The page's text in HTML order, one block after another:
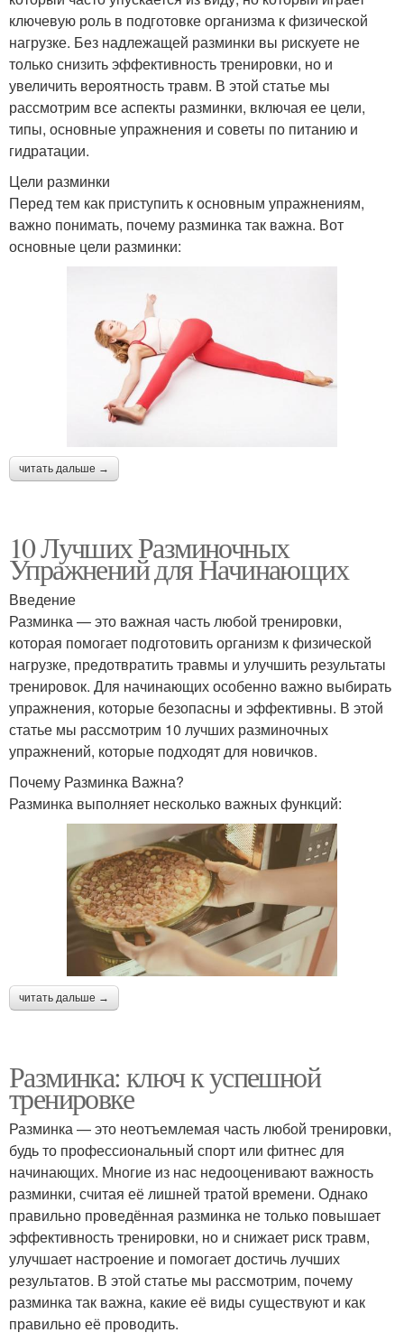
ключевую роль в подготовке организма к физической
нагрузке. Без надлежащей разминки вы рискуете не
только снизить эффективность тренировки, но и
увеличить вероятность травм. В этой статье мы
рассмотрим все аспекты разминки, включая ее цели,
типы, основные упражнения и советы по питанию и
гидратации.
Цели разминки
Перед тем как приступить к основным упражнениям,
важно понимать, почему разминка так важна. Вот
основные цели разминки:
читать дальше →
10 Лучших Разминочных
Упражнений для Начинающих
Введение
Разминка — это важная часть любой тренировки,
которая помогает подготовить организм к физической
нагрузке, предотвратить травмы и улучшить результаты
тренировок. Для начинающих особенно важно выбирать
упражнения, которые безопасны и эффективны. В этой
статье мы рассмотрим 10 лучших разминочных
упражнений, которые подходят для новичков.
Почему Разминка Важна?
Разминка выполняет несколько важных функций:
читать дальше →
Разминка: ключ к успешной
тренировке
Разминка — это неотъемлемая часть любой тренировки,
будь то профессиональный спорт или фитнес для
начинающих. Многие из нас недооценивают важность
разминки, считая её лишней тратой времени. Однако
правильно проведённая разминка не только повышает
эффективность тренировки, но и снижает риск травм,
улучшает настроение и помогает достичь лучших
результатов. В этой статье мы рассмотрим, почему
разминка так важна, какие её виды существуют и как
правильно её проводить.